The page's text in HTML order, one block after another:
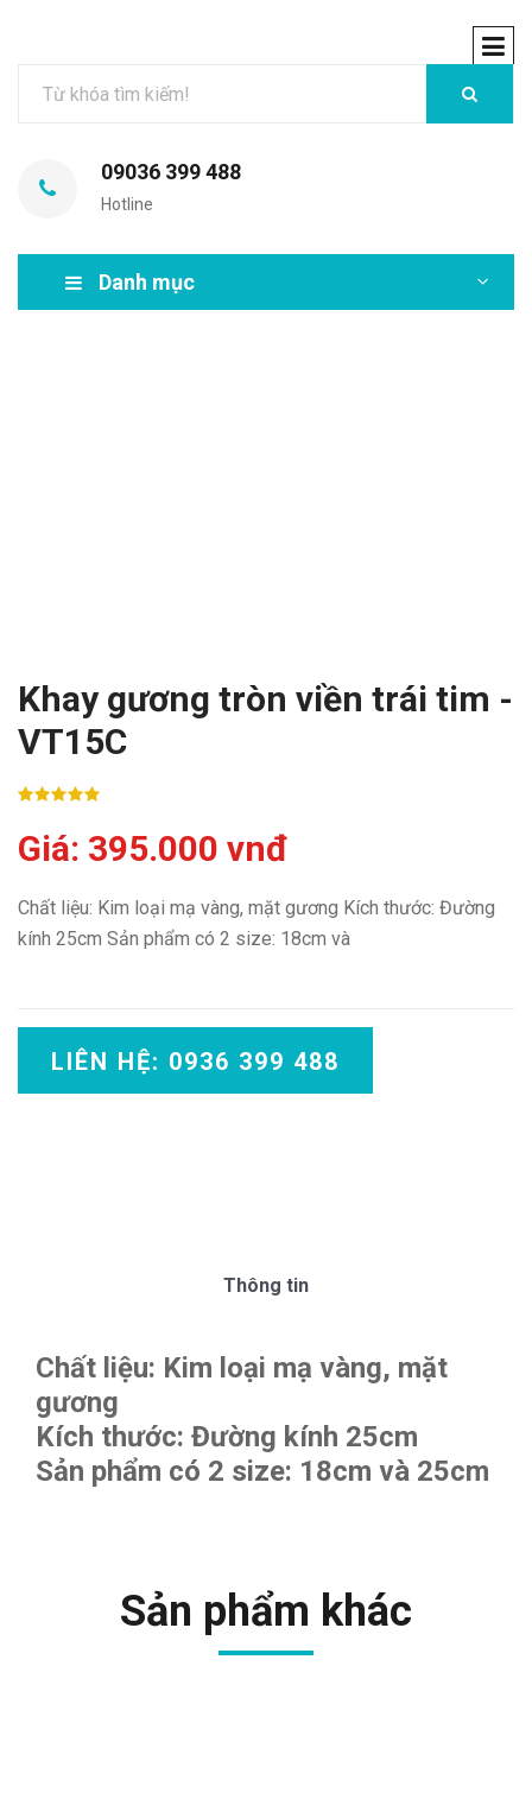
09036 399 488
Hotline
Danh mục
Khay gương tròn viền trái tim -
VT15C
Giá: 395.000 vnđ
Chất liệu: Kim loại mạ vàng, mặt gương Kích thước: Đường
kính 25cm Sản phẩm có 2 size: 18cm và
LIÊN HỆ: 0936 399 488
Thông tin
Chất liệu: Kim loại mạ vàng, mặt
gương
Kích thước: Đường kính 25cm
Sản phẩm có 2 size: 18cm và 25cm
Sản phẩm khác